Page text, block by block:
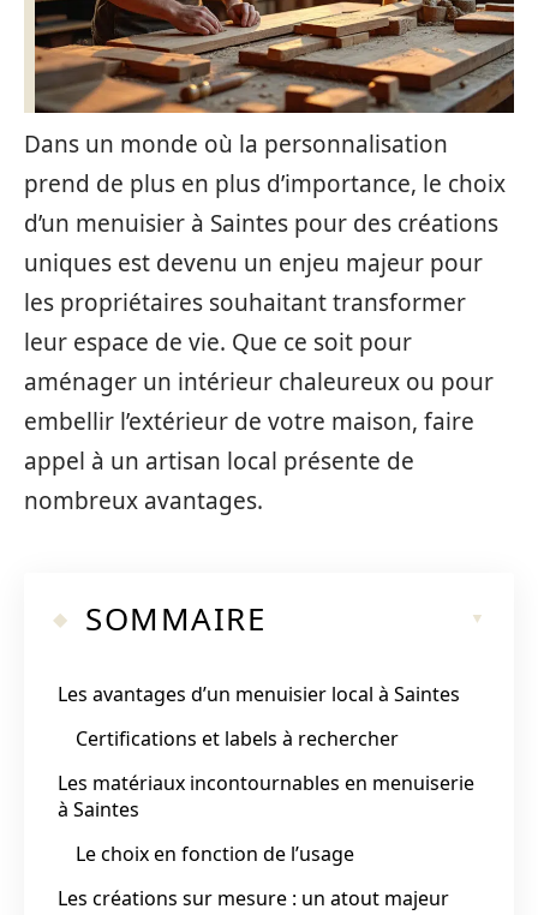
Dans un monde où la personnalisation
prend de plus en plus d’importance, le choix
d’un menuisier à Saintes pour des créations
uniques est devenu un enjeu majeur pour
les propriétaires souhaitant transformer
leur espace de vie. Que ce soit pour
aménager un intérieur chaleureux ou pour
embellir l’extérieur de votre maison, faire
appel à un artisan local présente de
nombreux avantages.
SOMMAIRE
Les avantages d’un menuisier local à Saintes
Certifications et labels à rechercher
Les matériaux incontournables en menuiserie
à Saintes
Le choix en fonction de l’usage
Les créations sur mesure : un atout majeur